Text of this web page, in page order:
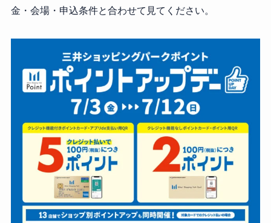
金・会場・申込条件と合わせて見てください。